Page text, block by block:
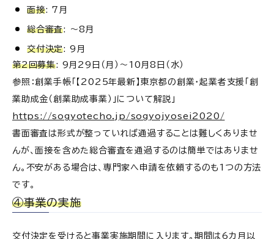
面接: 7月
総合審査: ～8月
交付決定: 9月
第2回募集: 9月29日（月）～10月8日（水）
参照：創業手帳「【2025年最新】東京都の創業・起業者支援「創
業助成金（創業助成事業）」について解説」
https://sogyotecho.jp/sogyojyosei2020/
書面審査は形式が整っていれば通過することは難しくありませ
んが、面接を含めた総合審査を通過するのは簡単ではありませ
ん。不安がある場合は、専門家へ申請を依頼するのも1つの方法
です。
④事業の実施
交付決定を受けると事業実施期間に入ります。期間は6カ月以